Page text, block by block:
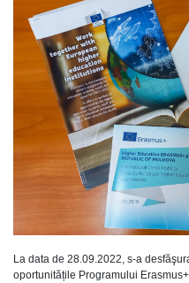
La data de 28.09.2022, s-a
oportunitățile Programului